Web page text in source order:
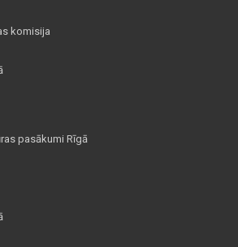
komisija
pasākumi Rīgā